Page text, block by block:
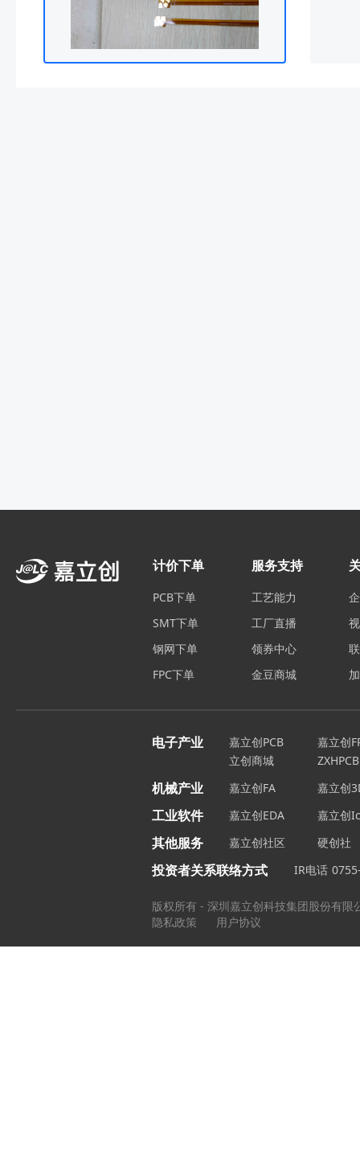
计价下单
PCB下单
SMT下单
钢网下单
FPC下单
服务支持
工艺能力
工厂直播
领券中心
金豆商城
电子产业 嘉立创PCB
嘉立创
立创商城
ZXHPCB
机械产业 嘉立创FA 嘉立创
工业软件 嘉立创EDA 嘉立创
其他服务 嘉立创社区 硬创社
投资者关系联络方式 IR电话
版权所有 - 深圳嘉立创科技集团股份有限
隐私政策
用户协议